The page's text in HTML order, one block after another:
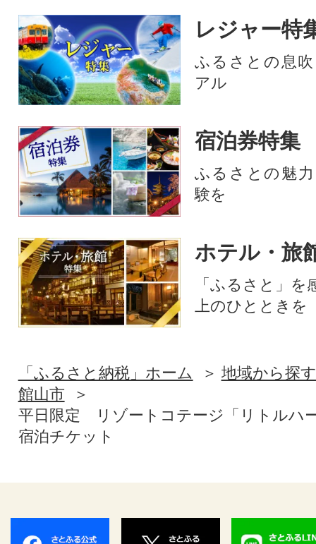
レジャー特
ふるさとの息
アル
宿泊券特集
ふるさとの魅
験を
ホテル・旅
「ふるさと」
上のひとときを
「ふるさと納税」ホーム
地域から探す
館山市
平日限定 リゾートコテージ「リトルハ
宿泊チケット